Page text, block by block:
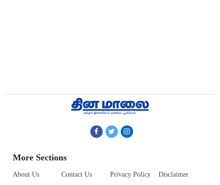
More Sections
About Us Contact Us Privacy Policy Disclaimer